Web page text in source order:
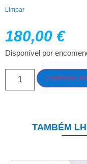
Limpar
180,00 €
Disponível por
COMPRAR
TAMBÉM